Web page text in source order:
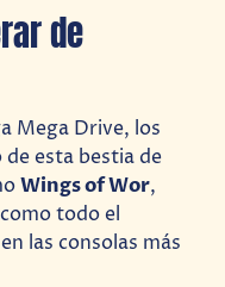
de
Mega Drive, los
esta bestia de
Wings of Wor,
todo el
las consolas más